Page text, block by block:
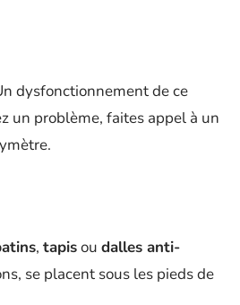
dysfonctionnement de ce
un problème, faites appel à un
, tapisou dalles anti-
se placent sous les pieds de